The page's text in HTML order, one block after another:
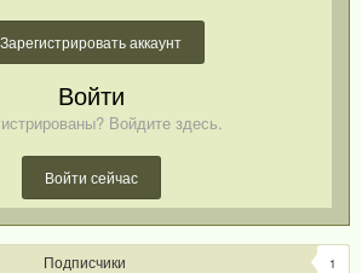
Зарегистрировать аккаунт
Войти
Войдите здесь.
Войти сейчас
Подписчики 1